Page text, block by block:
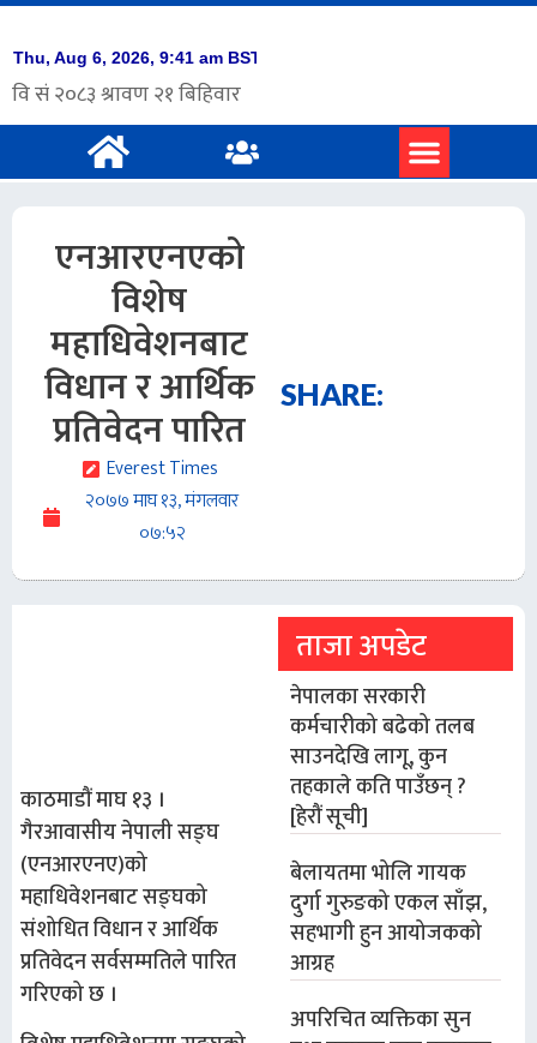
एनआरएनएको
विशेष
महाधिवेशनबाट
विधान र आर्थिक
प्रतिवेदन पारित
Everest Times
२०७७ माघ १३, मंगलवार
०७:५२
SHARE:
काठमाडौं माघ १३ ।
गैरआवासीय नेपाली सङ्घ
(एनआरएनए)को
महाधिवेशनबाट सङ्घको
संशोधित विधान र आर्थिक
प्रतिवेदन सर्वसम्मतिले पारित
गरिएको छ ।
ताजा अपडेट
नेपालका सरकारी
कर्मचारीको बढेको तलब
साउनदेखि लागू, कुन
तहकाले कति पाउँछन् ?
[हेरौं सूची]
बेलायतमा भोलि गायक
दुर्गा गुरुङको एकल साँझ,
सहभागी हुन आयोजकको
आग्रह
अपरिचित व्यक्तिका सुन